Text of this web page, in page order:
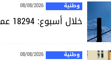
وطنية 08/08/2026
خلال أسبوع: 18294 عملية تدخّل لإعادة الكهرباء في تونس
وطنية 08/08/2026